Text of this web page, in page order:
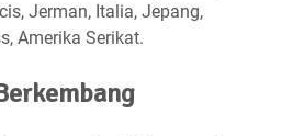
Jerman, Italia, Jepang,
Amerika Serikat.